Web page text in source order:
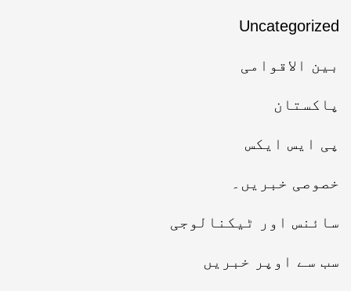
Uncategorized
بین الاقوامی
پاکستان
پی ایس ایکس
خصوصی خبریں۔
سائنس اور ٹیکنالوجی
سب سے اوپر خبریں